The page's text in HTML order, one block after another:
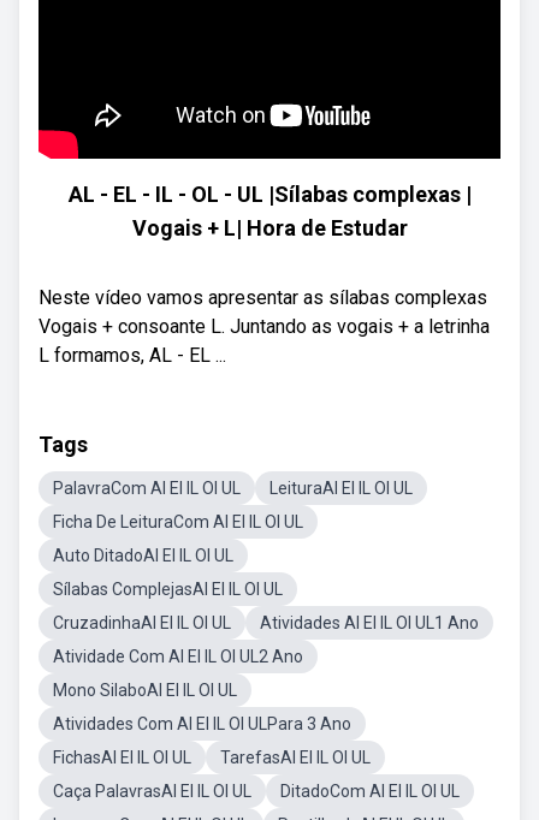
AL - EL - IL - OL - UL |Sílabas complexas |
Vogais + L| Hora de Estudar
Neste vídeo vamos apresentar as sílabas complexas
Vogais + consoante L. Juntando as vogais + a letrinha
L formamos, AL - EL ...
Tags
PalavraCom Al El IL Ol UL
LeituraAl El IL Ol UL
Ficha De LeituraCom Al El IL Ol UL
Auto DitadoAl El IL Ol UL
Sílabas ComplejasAl El IL Ol UL
CruzadinhaAl El IL Ol UL
Atividades Al El IL Ol UL1 Ano
Atividade Com Al El IL Ol UL2 Ano
Mono SilaboAl El IL Ol UL
Atividades Com Al El IL Ol ULPara 3 Ano
FichasAl El IL Ol UL
TarefasAl El IL Ol UL
Caça PalavrasAl El IL Ol UL
DitadoCom Al El IL Ol UL